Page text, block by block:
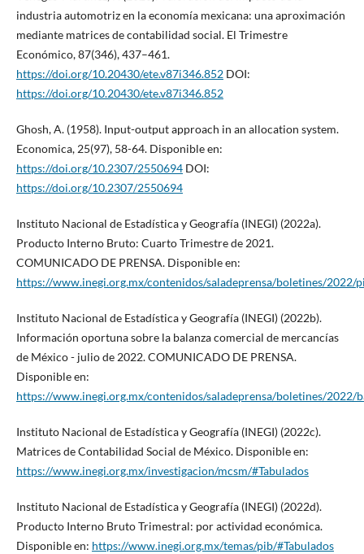
industria automotriz en la economía mexicana: una aproximación
mediante matrices de contabilidad social. El Trimestre
Económico, 87(346), 437–461.
https://doi.org/10.20430/ete.v87i346.852DOI:
https://doi.org/10.20430/ete.v87i346.852
Ghosh, A. (1958). Input-output approach in an allocation system.
Economica, 25(97), 58-64. Disponible en:
https://doi.org/10.2307/2550694DOI:
https://doi.org/10.2307/2550694
Instituto Nacional de Estadística y Geografía (INEGI) (2022a).
Producto Interno Bruto: Cuarto Trimestre de 2021.
COMUNICADO DE PRENSA. Disponible en:
https://www.inegi.org.mx/contenidos/saladeprensa/boletines/2022/
Instituto Nacional de Estadística y Geografía (INEGI) (2022b).
Información oportuna sobre la balanza comercial de mercancías
de México - julio de 2022. COMUNICADO DE PRENSA.
Disponible en:
https://www.inegi.org.mx/contenidos/saladeprensa/boletines/2022/
Instituto Nacional de Estadística y Geografía (INEGI) (2022c).
Matrices de Contabilidad Social de México. Disponible en:
https://www.inegi.org.mx/investigacion/mcsm/#Tabulados
Instituto Nacional de Estadística y Geografía (INEGI) (2022d).
Producto Interno Bruto Trimestral: por actividad económica.
Disponible en: https://www.inegi.org.mx/temas/pib/#Tabulados